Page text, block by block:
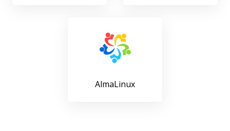
AlmaLinux